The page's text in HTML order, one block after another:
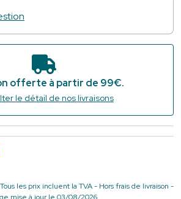
offerte à partir de 99€.
le détail de nos livraisons
les prix incluent la TVA - Hors frais de livraison -
mise à jour le 03/08/2026